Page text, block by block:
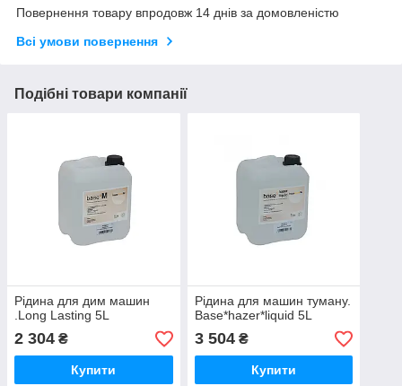
Повернення товару впродовж 14 днів за домовленістю
Всі умови повернення
Подібні товари компанії
Рідина для дим машин
.Long Lasting 5L
2 304 ₴
Купити
Рідина для машин туману.
Base*hazer*liquid 5L
3 504₴
Купити